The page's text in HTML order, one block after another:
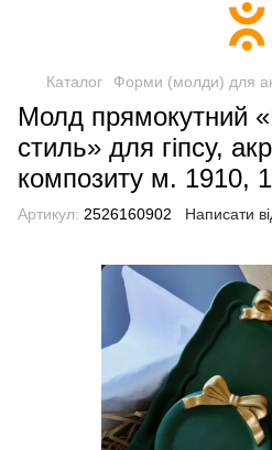
Каталог Форми (молди) для
Молд прямокутний
стиль» для гіпсу,
композиту м. 1910,
Артикул: 2526160902 Написати